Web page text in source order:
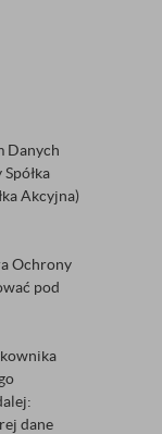
Danych
Akcyjna)
Ochrony
pod
dane